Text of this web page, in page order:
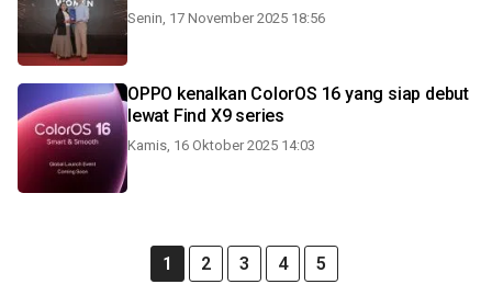
Senin, 17 November 2025 18:56
OPPO kenalkan ColorOS 16 yang siap debut
lewat Find X9 series
Kamis, 16 Oktober 2025 14:03
1 2 3 4 5